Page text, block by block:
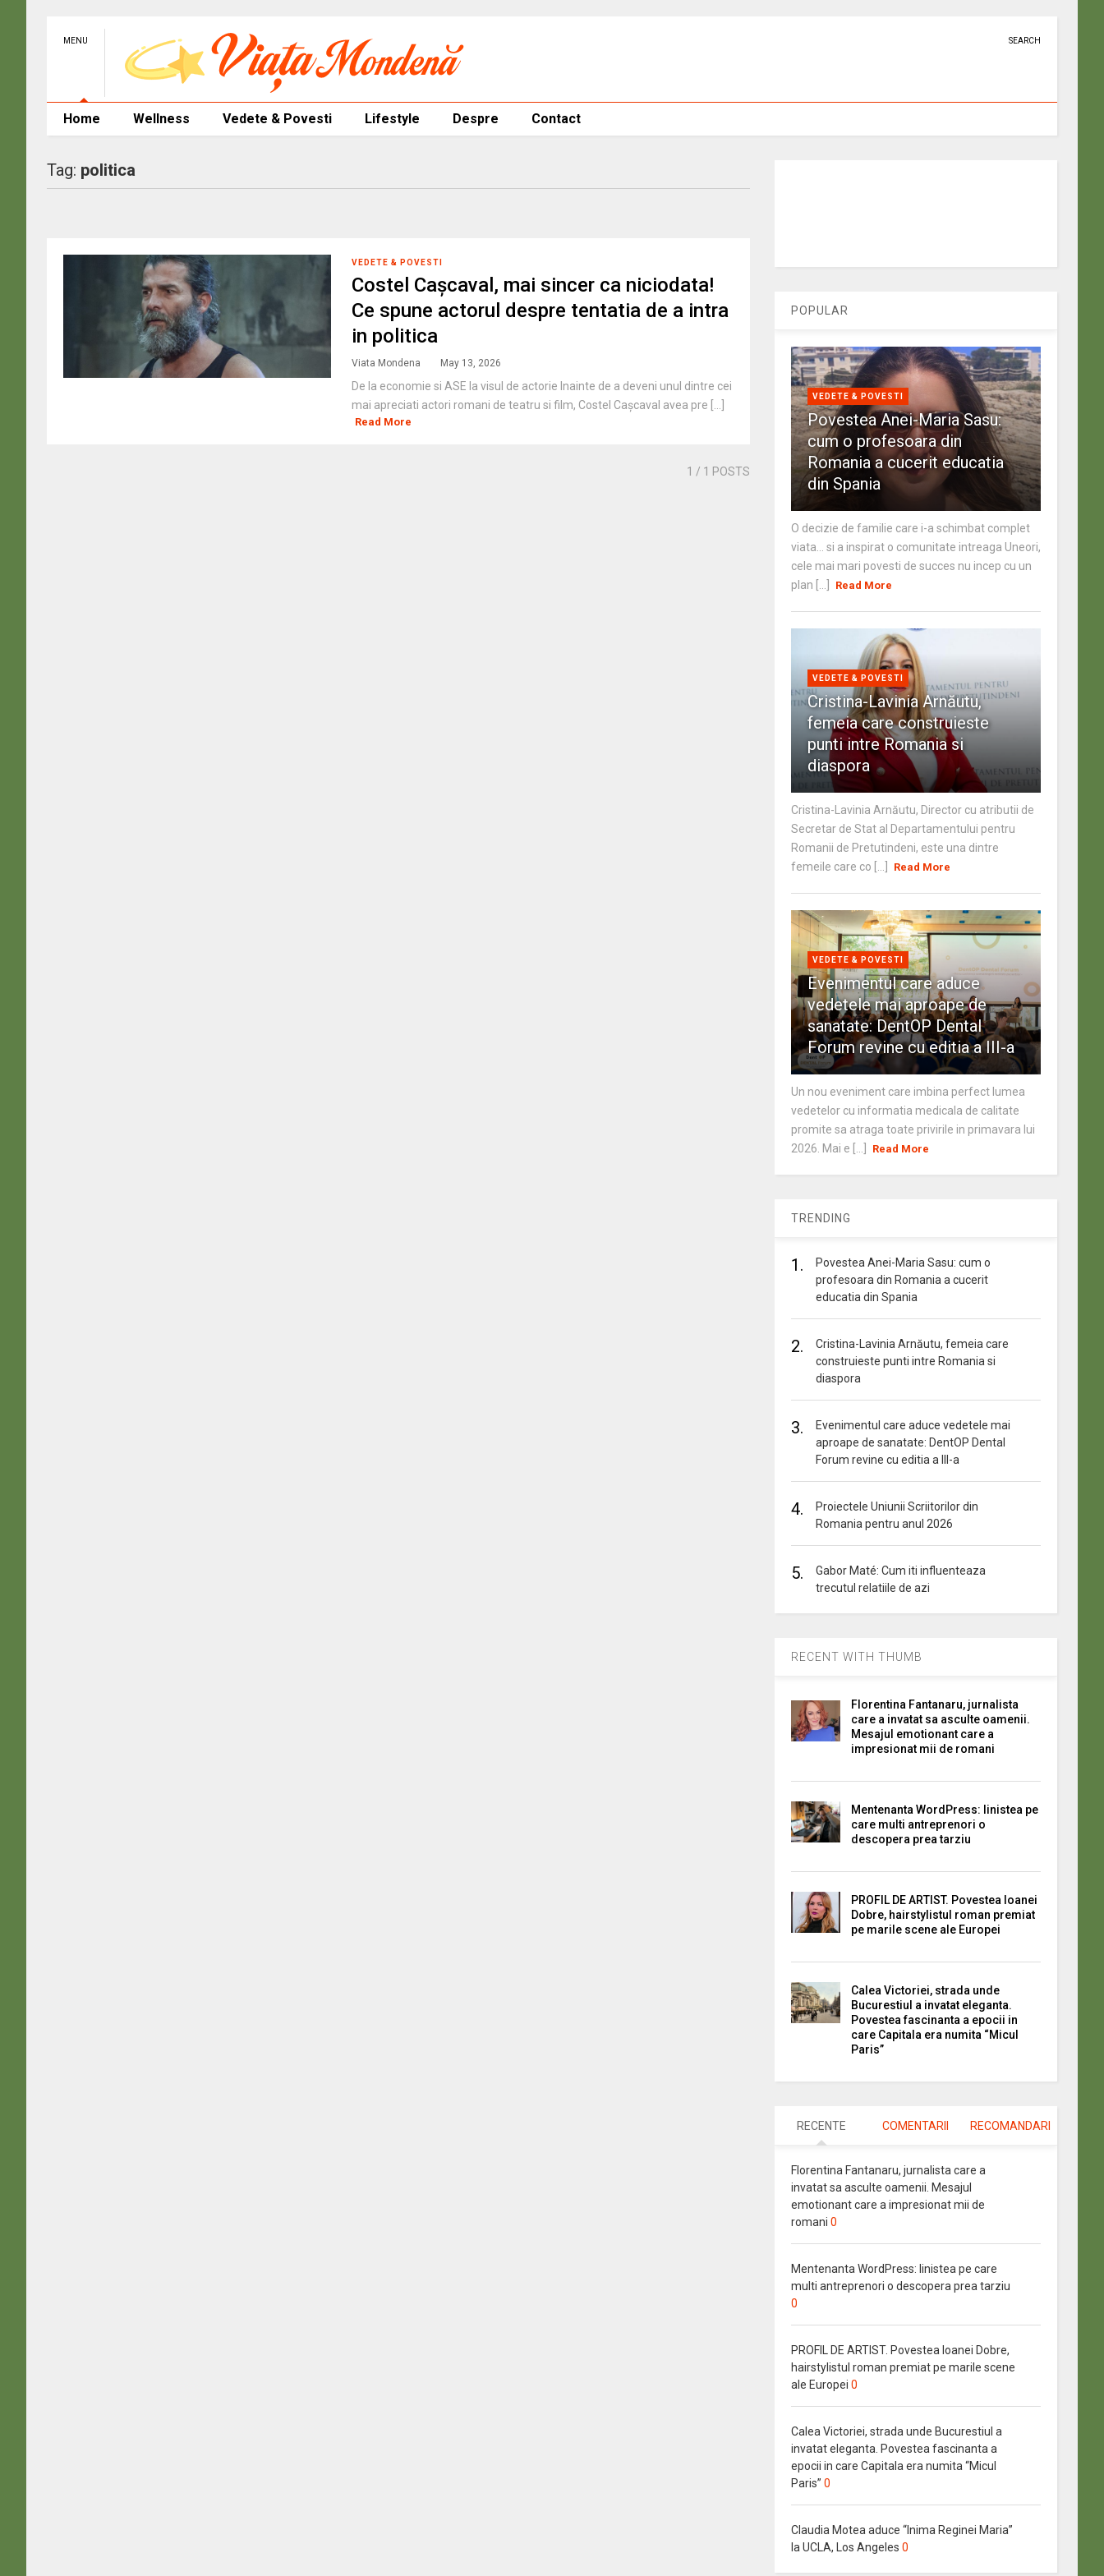
MENU SEARCH
Home Wellness Vedete & Povesti Lifestyle Despre Contact
Tag: politica
VEDETE & POVESTI
Costel Cașcaval, mai sincer ca niciodata!
Ce spune actorul despre tentatia de a intra
in politica
Viata Mondena May 13, 2026
De la economie si ASE la visul de actorie Inainte de a deveni unul dintre cei
mai apreciati actori romani de teatru si film, Costel Cașcaval avea pre [...]
Read More
1 / 1 POSTS
POPULAR
VEDETE & POVESTI
Povestea Anei-Maria Sasu:
cum o profesoara din
Romania a cucerit educatia
din Spania
O decizie de familie care i-a schimbat complet
viata… si a inspirat o comunitate intreaga Uneori,
cele mai mari povesti de succes nu incep cu un
plan [...]
Read More
VEDETE & POVESTI
Cristina-Lavinia Arnăutu,
femeia care construieste
punti intre Romania si
diaspora
Cristina-Lavinia Arnăutu, Director cu atributii de
Secretar de Stat al Departamentului pentru
Romanii de Pretutindeni, este una dintre
femeile care co [...]
Read More
VEDETE & POVESTI
Evenimentul care aduce
vedetele mai aproape de
sanatate: DentOP Dental
Forum revine cu editia a III-a
Un nou eveniment care imbina perfect lumea
vedetelor cu informatia medicala de calitate
promite sa atraga toate privirile in primavara lui
2026. Mai e [...]
Read More
TRENDING
1.
Povestea Anei-Maria Sasu: cum o
profesoara din Romania a cucerit
educatia din Spania
2.
Cristina-Lavinia Arnăutu, femeia care
construieste punti intre Romania si
diaspora
3.
Evenimentul care aduce vedetele mai
aproape de sanatate: DentOP Dental
Forum revine cu editia a III-a
4.
Proiectele Uniunii Scriitorilor din
Romania pentru anul 2026
5.
Gabor Maté: Cum iti influenteaza
trecutul relatiile de azi
RECENT WITH THUMB
Florentina Fantanaru, jurnalista
care a invatat sa asculte oamenii.
Mesajul emotionant care a
impresionat mii de romani
Mentenanta WordPress: linistea pe
care multi antreprenori o
descopera prea tarziu
PROFIL DE ARTIST. Povestea Ioanei
Dobre, hairstylistul roman premiat
pe marile scene ale Europei
Calea Victoriei, strada unde
Bucurestiul a invatat eleganta.
Povestea fascinanta a epocii in
care Capitala era numita “Micul
Paris”
RECENTE COMENTARII RECOMANDARI
Florentina Fantanaru, jurnalista care a
invatat sa asculte oamenii. Mesajul
emotionant care a impresionat mii de
romani 0
Mentenanta WordPress: linistea pe care
multi antreprenori o descopera prea tarziu
0
PROFIL DE ARTIST. Povestea Ioanei Dobre,
hairstylistul roman premiat pe marile scene
ale Europei 0
Calea Victoriei, strada unde Bucurestiul a
invatat eleganta. Povestea fascinanta a
epocii in care Capitala era numita “Micul
Paris” 0
Claudia Motea aduce “Inima Reginei Maria”
la UCLA, Los Angeles 0